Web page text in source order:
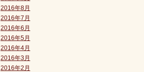
2016年8月
2016年7月
2016年6月
2016年5月
2016年4月
2016年3月
2016年2月